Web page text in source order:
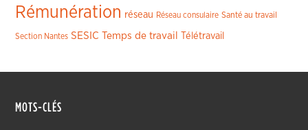
Rémunération réseau Réseau consulaire Santé au travail
Section Nantes SESIC Temps de travail Télétravail
MOTS-CLÉS